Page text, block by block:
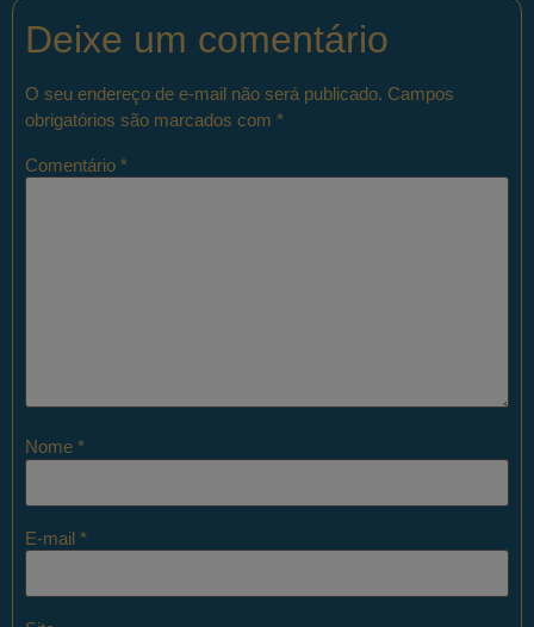
Deixe um comentário
O seu endereço de e-mail não será publicado. Campos
obrigatórios são marcados com *
Comentário *
Nome *
E-mail *